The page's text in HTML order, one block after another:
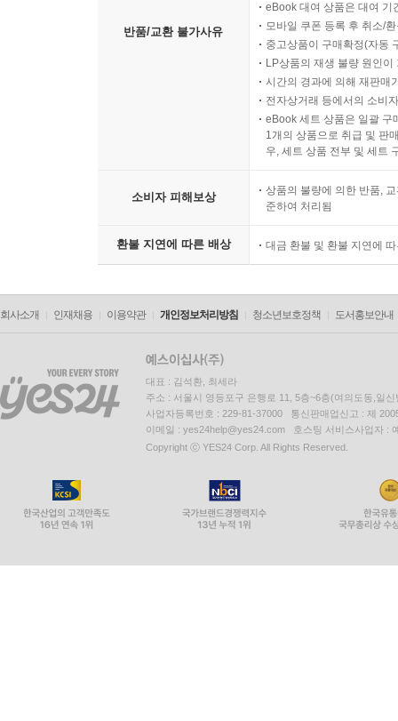
반품/교환 불가사유
eBook 대여 상품은 대여 기
모바일 쿠폰 등록 후 취소/
중고상품이 구매확정(자동
LP상품의 재생 불량 원인
시간의 경과에 의해 재판매
전자상거래 등에서의 소비
eBook 세트 상품은 일괄 구
1개의 상품으로 취급 및 판
우, 세트 상품 전부 및 세트
소비자 피해보상
상품의 불량에 의한 반품,
준하여 처리됨
환불 지연에 따른 배상 대금 환불 및 환불 지연에
회사소개 인재채용 이용약관 개인정보처리방침 청소년보호정책 도서홍보안내
대표 : 김석환, 최세라
주소 : 서울시 영등포구 은행로 11, 5층~6층(여의도동,일신
사업자등록번호 : 229-81-37000 통신판매업신고 : 제
이메일 : yes24help@yes24.com 호스팅 서비스사업자 :
Copyright ⓒ YES24 Corp. All Rights Reserved.